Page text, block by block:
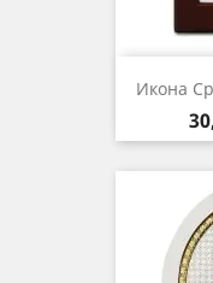
Икона